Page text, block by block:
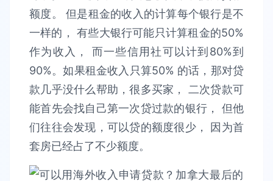
额度。 但是租金的收入的计算每个银行是不
一样的， 有些大银行可能只计算租金的50%
作为收入， 而一些信用社可以计到80%到
90%。如果租金收入只算50% 的话，那对贷
款几乎没什么帮助，很多买家， 二次贷款可
能首先会找自己第一次贷过款的银行， 但他
们往往会发现，可以贷的额度很少， 因为首
套房已经占了不少额度。